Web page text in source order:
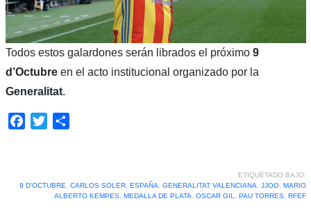
Todos estos galardones serán librados el próximo 9
d’Octubreen el acto institucional organizado por la
Generalitat.
Facebook
Twitter
ETIQUETADO BAJO:
9 D'OCTUBRE
CARLOS SOLER, ESPAÑA GENERALITAT VALENCIANA JJOO, MARIO
ALBERTO KEMPES, MEDALLA DE PLATA OSCAR GIL PAU TORRES, RFEF